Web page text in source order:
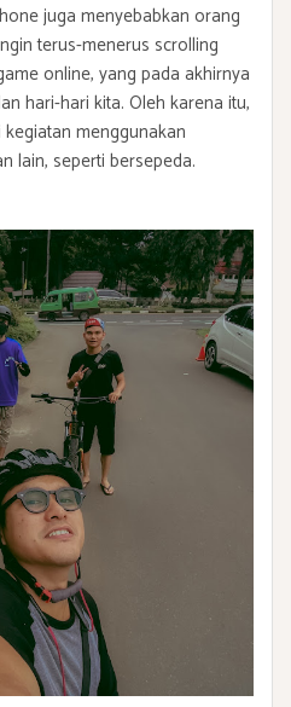
juga menyebabkan orang
terus-menerus scrolling
online, yang pada akhirnya
hari-hari kita. Oleh karena itu,
menggunakan
lain, seperti bersepeda.